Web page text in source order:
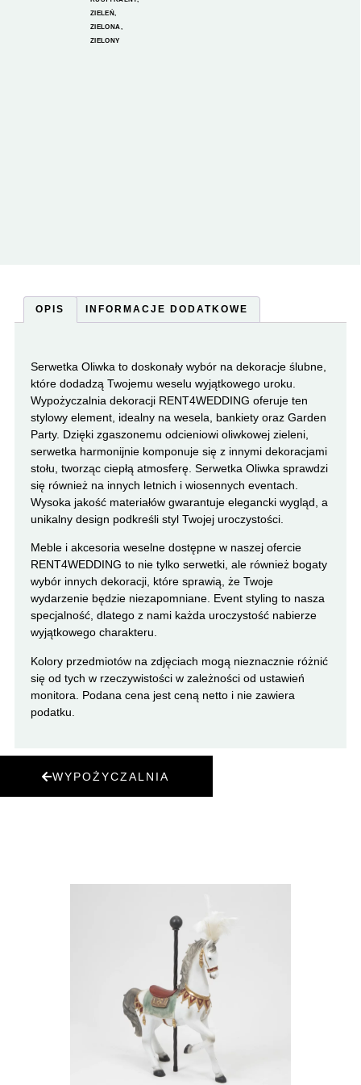
ZIELEŃ
ZIELONA
ZIELONY
OPIS INFORMACJE DODATKOWE
Serwetka Oliwka to doskonały wybór na dekoracje ślubne,
które dodadzą Twojemu weselu wyjątkowego uroku.
Wypożyczalnia dekoracji RENT4WEDDING oferuje ten
stylowy element, idealny na wesela, bankiety oraz Garden
Party. Dzięki zgaszonemu odcieniowi oliwkowej zieleni,
serwetka harmonijnie komponuje się z innymi dekoracjami
stołu, tworząc ciepłą atmosferę. Serwetka Oliwka sprawdzi
się również na innych letnich i wiosennych eventach.
Wysoka jakość materiałów gwarantuje elegancki wygląd, a
unikalny design podkreśli styl Twojej uroczystości.
Meble i akcesoria weselne dostępne w naszej ofercie
RENT4WEDDING to nie tylko serwetki, ale również bogaty
wybór innych dekoracji, które sprawią, że Twoje
wydarzenie będzie niezapomniane. Event styling to nasza
specjalność, dlatego z nami każda uroczystość nabierze
wyjątkowego charakteru.
Kolory przedmiotów na zdjęciach mogą nieznacznie różnić
się od tych w rzeczywistości w zależności od ustawień
monitora. Podana cena jest ceną netto i nie zawiera
podatku.
WYPOŻYCZALNIA